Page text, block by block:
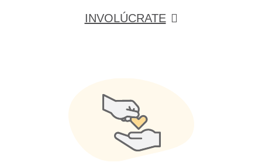
INVOLÚCRATE